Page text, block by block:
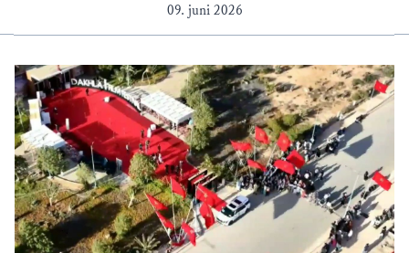
09. juni 2026